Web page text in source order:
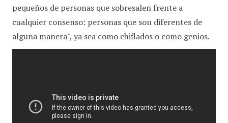
pequeños de personas que sobresalen frente a
cualquier consenso: personas que son diferentes de
alguna manera", ya sea como chiflados o como genios.